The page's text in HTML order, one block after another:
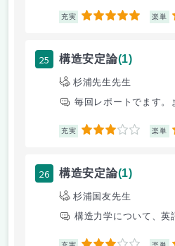
充実 5 楽単
25 構造安定論(1)
杉浦先生先生
毎回レポートでます。
充実 3 楽単
26 構造安定論(1)
杉浦国友先生
構造力学について、英